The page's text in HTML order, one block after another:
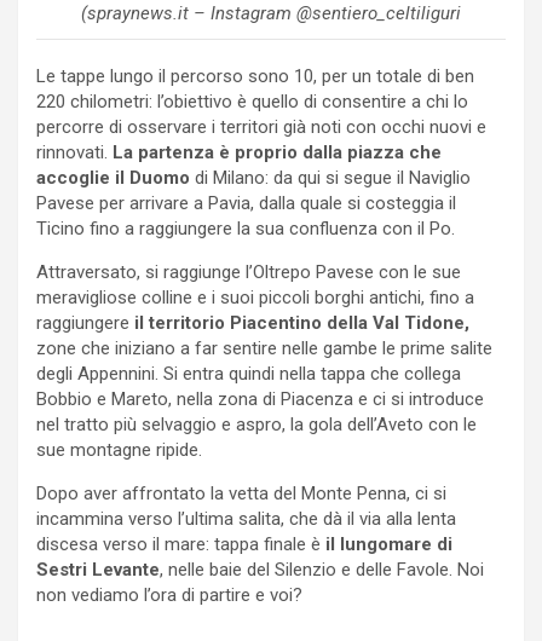
(spraynews.it – Instagram @sentiero_celtiliguri
Le tappe lungo il percorso sono 10, per un totale di ben
220 chilometri: l’obiettivo è quello di consentire a chi lo
percorre di osservare i territori già noti con occhi nuovi e
rinnovati. La partenza è proprio dalla piazza che
accoglie il Duomo di Milano: da qui si segue il Naviglio
Pavese per arrivare a Pavia, dalla quale si costeggia il
Ticino fino a raggiungere la sua confluenza con il Po.
Attraversato, si raggiunge l’Oltrepo Pavese con le sue
meravigliose colline e i suoi piccoli borghi antichi, fino a
raggiungere il territorio Piacentino della Val Tidone,
zone che iniziano a far sentire nelle gambe le prime salite
degli Appennini. Si entra quindi nella tappa che collega
Bobbio e Mareto, nella zona di Piacenza e ci si introduce
nel tratto più selvaggio e aspro, la gola dell’Aveto con le
sue montagne ripide.
Dopo aver affrontato la vetta del Monte Penna, ci si
incammina verso l’ultima salita, che dà il via alla lenta
discesa verso il mare: tappa finale è il lungomare di
Sestri Levante, nelle baie del Silenzio e delle Favole. Noi
non vediamo l’ora di partire e voi?